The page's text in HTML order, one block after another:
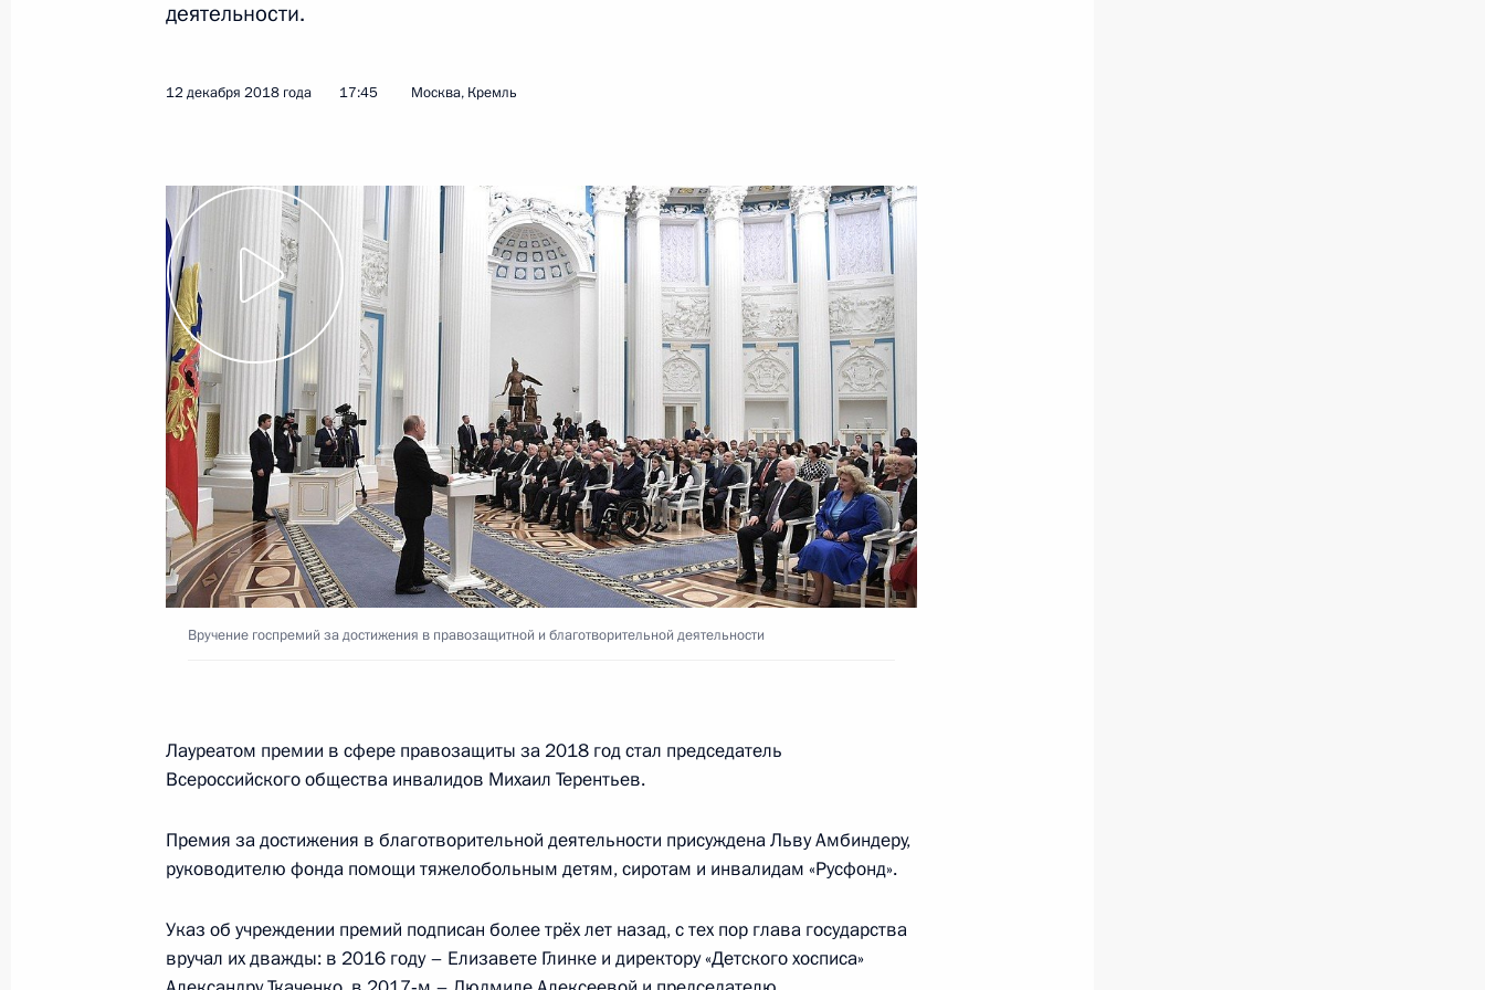
Мироновым
13 декабря 2018 года, 16:50 Ярославль
Встреча с учредителем фонда помощи хосписам «Вера» Анной
Федермессер
13 декабря 2018 года, 16:15 Ярославль
2
Всероссийский форум профессиональной навигации
«ПроеКТОриЯ»
13 декабря 2018 года, 15:30 Ярославль
13
России
12 декабря 2018 года, 18:10 Москва, Кремль
Вручение госпремий за достижения в правозащитной
12 декабря 2018 года, 17:45 Москва, Кремль
7
деятельности.
12 декабря 2018 года 17:45 Москва, Кремль
Вручение госпремий за достижения в правозащитной и благотворительной деятельности
Лауреатом премии в сфере правозащиты за 2018 год стал председатель
Всероссийского общества инвалидов Михаил Терентьев.
Премия за достижения в благотворительной деятельности присуждена Льву Амбиндеру,
руководителю фонда помощи тяжелобольным детям, сиротам и инвалидам «Русфонд».
Указ об учреждении премий подписан более трёх лет назад, с тех пор глава государства
вручал их дважды: в 2016 году – Елизавете Глинке и директору «Детского хосписа»